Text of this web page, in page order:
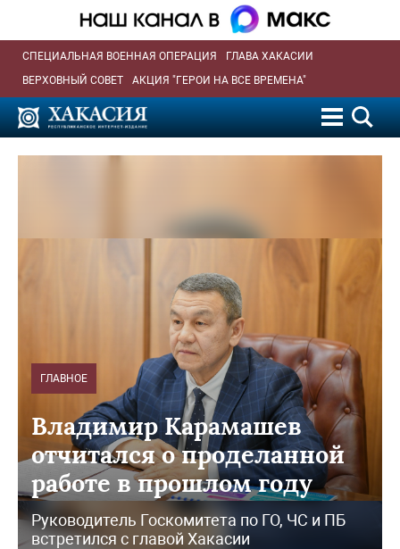
СПЕЦИАЛЬНАЯ ВОЕННАЯ ОПЕРАЦИЯ
ГЛАВА ХАКАСИИ
ВЕРХОВНЫЙ СОВЕТ
АКЦИЯ "ГЕРОИ НА ВСЕ ВРЕМЕНА"
ГЛАВНОЕ
Владимир Карамашев
отчитался о проделанной
работе в прошлом году
Руководитель Госкомитета по ГО, ЧС и ПБ
встретился с главой Хакасии